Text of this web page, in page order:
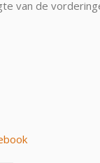
van de